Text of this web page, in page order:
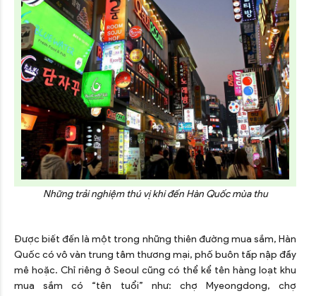
Những trải nghiệm thú vị khi đến Hàn Quốc mùa thu
Được biết đến là một trong những thiên đường mua sắm, Hàn
Quốc có vô vàn trung tâm thương mại, phố buôn tấp nập đầy
mê hoặc. Chỉ riêng ở Seoul cũng có thể kể tên hàng loạt khu
mua sắm có “tên tuổi” như: chợ Myeongdong, chợ